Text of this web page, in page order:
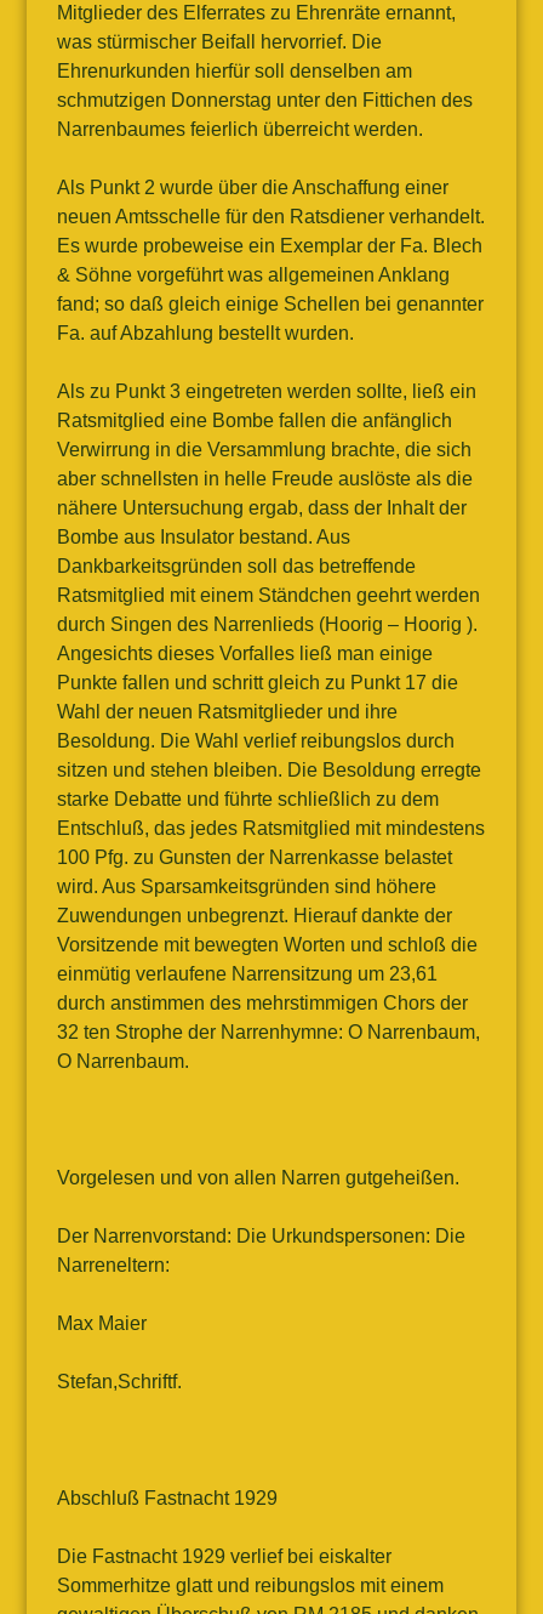
Mitglieder des Elferrates zu Ehrenräte ernannt,
was stürmischer Beifall hervorrief. Die
Ehrenurkunden hierfür soll denselben am
schmutzigen Donnerstag unter den Fittichen des
Narrenbaumes feierlich überreicht werden.
Als Punkt 2 wurde über die Anschaffung einer
neuen Amtsschelle für den Ratsdiener verhandelt.
Es wurde probeweise ein Exemplar der Fa. Blech
& Söhne vorgeführt was allgemeinen Anklang
fand; so daß gleich einige Schellen bei genannter
Fa. auf Abzahlung bestellt wurden.
Als zu Punkt 3 eingetreten werden sollte, ließ ein
Ratsmitglied eine Bombe fallen die anfänglich
Verwirrung in die Versammlung brachte, die sich
aber schnellsten in helle Freude auslöste als die
nähere Untersuchung ergab, dass der Inhalt der
Bombe aus Insulator bestand. Aus
Dankbarkeitsgründen soll das betreffende
Ratsmitglied mit einem Ständchen geehrt werden
durch Singen des Narrenlieds (Hoorig – Hoorig ).
Angesichts dieses Vorfalles ließ man einige
Punkte fallen und schritt gleich zu Punkt 17 die
Wahl der neuen Ratsmitglieder und ihre
Besoldung. Die Wahl verlief reibungslos durch
sitzen und stehen bleiben. Die Besoldung erregte
starke Debatte und führte schließlich zu dem
Entschluß, das jedes Ratsmitglied mit mindestens
100 Pfg. zu Gunsten der Narrenkasse belastet
wird. Aus Sparsamkeitsgründen sind höhere
Zuwendungen unbegrenzt. Hierauf dankte der
Vorsitzende mit bewegten Worten und schloß die
einmütig verlaufene Narrensitzung um 23,61
durch anstimmen des mehrstimmigen Chors der
32 ten Strophe der Narrenhymne: O Narrenbaum,
O Narrenbaum.
Vorgelesen und von allen Narren gutgeheißen.
Der Narrenvorstand: Die Urkundspersonen: Die
Narreneltern:
Max Maier
Stefan,Schriftf.
Abschluß Fastnacht 1929
Die Fastnacht 1929 verlief bei eiskalter
Sommerhitze glatt und reibungslos mit einem